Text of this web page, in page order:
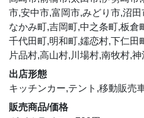
市,安中市,富岡市,みどり市,沼
なかみ町,吉岡町,中之条町,板倉
千代田町,明和町,嬬恋村,下仁田
片品村,高山村,川場村,南牧村,
出店形態
キッチンカー,テント,移動販売
販売商品/価格